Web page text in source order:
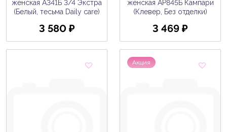
женская A341Б 3/4 Экстра
(Белый, тесьма Daily care)
3 580 ₽
женская AP845Б Кампари
(Клевер, Без отделки)
3 469 ₽
Акция